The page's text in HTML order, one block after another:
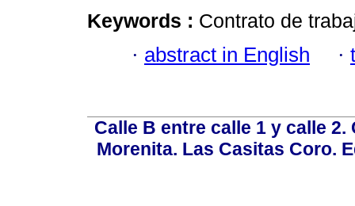
Keywords : Contrato de
· abstract in English ·
Calle B entre calle 1 y calle
Morenita. Las Casitas Coro.